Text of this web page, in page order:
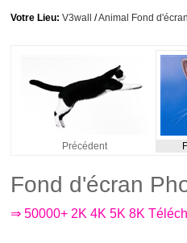
Votre Lieu: V3wall /Animal Fond d'écran
Précédent
Fond d'écran
⇒ 50000+ 2K 4K 5K 8K